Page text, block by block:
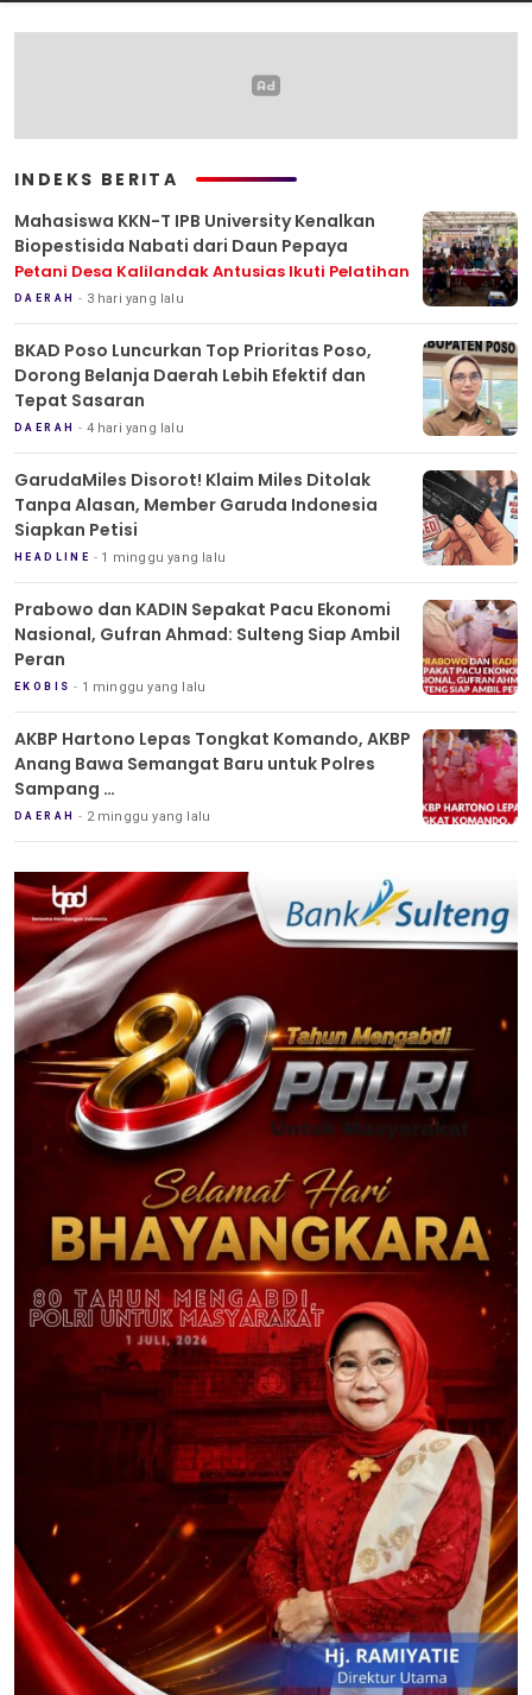
INDEKS BERITA
Mahasiswa KKN-T IPB University Kenalkan
Biopestisida Nabati dari Daun Pepaya
Petani Desa Kalilandak Antusias Ikuti Pelatihan
DAERAH 3 hari yang lalu
BKAD Poso Luncurkan Top Prioritas Poso,
Dorong Belanja Daerah Lebih Efektif dan
Tepat Sasaran
DAERAH 4 hari yang lalu
GarudaMiles Disorot! Klaim Miles Ditolak
Tanpa Alasan, Member Garuda Indonesia
Siapkan Petisi
HEADLINE 1 minggu yang lalu
Prabowo dan KADIN Sepakat Pacu Ekonomi
Nasional, Gufran Ahmad: Sulteng Siap Ambil
Peran
EKOBIS 1 minggu yang lalu
AKBP Hartono Lepas Tongkat Komando, AKBP
Anang Bawa Semangat Baru untuk Polres
Sampang
Tradisi Pedang Pora Iringi Sertijab Kapolres
Sampang
DAERAH 2 minggu yang lalu